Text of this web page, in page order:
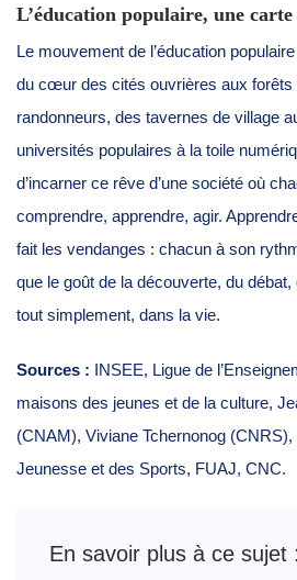
L’éducation populaire, une
Le mouvement de l’éducation
du cœur des cités ouvrières aux forêts
randonneurs, des tavernes de village
universités populaires à la toile
d’incarner ce rêve d’une société où
comprendre, apprendre, agir.
fait les vendanges : chacun à son
que le goût de la découverte, du débat,
tout simplement, dans la vie.
Sources : INSEE, Ligue de
maisons des jeunes et de la culture,
(CNAM), Viviane Tchernonog
Jeunesse et des Sports, FUAJ, CNC.
En savoir plus à ce sujet :